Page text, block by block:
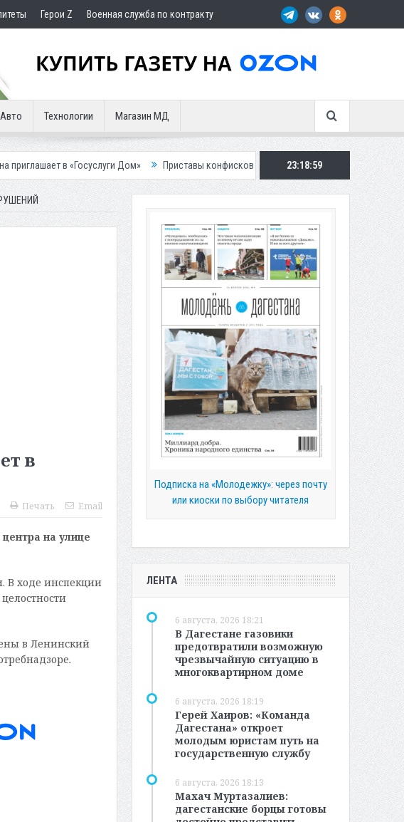
Герои Z Военная служба по контракту
Авто Технологии Магазин МД
Дом» Приставы конфисковали двух бурых медведей у жителя Дагестана
23:19:01
в
Печать Email
на улице
В ходе инспекции
в Ленинский
.
Подписка на «Молодежку»: через почту
или киоски по выбору читателя
ЛЕНТА
6 августа, 2026 18:21
В Дагестане газовики
предотвратили возможную
чрезвычайную ситуацию в
многоквартирном доме
6 августа, 2026 18:19
Герей Хаиров: «Команда
Дагестана» откроет
молодым юристам путь на
государственную службу
6 августа, 2026 18:13
Махач Муртазалиев:
дагестанские борцы готовы